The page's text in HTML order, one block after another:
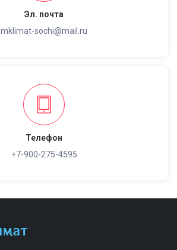
Эл. почта
mklimat-sochi@mail.ru
Телефон
+7-900-275-4595